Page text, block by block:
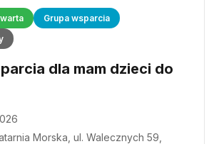
Grupa wsparcia
dla mam dzieci do
Morska, ul. Walecznych 59,